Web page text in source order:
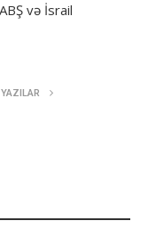
və İsrail